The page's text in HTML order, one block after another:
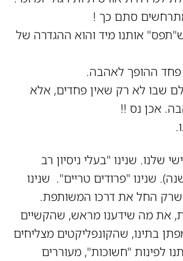
סתם כך !
אותנו מיד והוא ההגדרה של
ההופך לאהבה.
שבו לא רק שאין פחדים, אלא
אכן נס !!
שלנו. שנינו "בעלי ניסיון רב
(20 ו-30 שנה). שנינו "פרודים טריים". שנינו
שרק החל את דרכו המשותפת.
את מה שידענו מראש, שהקשיים
בתינו, שהקונפליקטים מצליחים
לפינות "חשוכות", מעוררים